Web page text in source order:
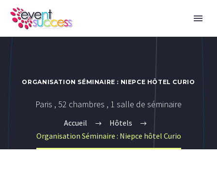
ORGANISATION SÉMINAIRE : NIEPCE HÔTEL CURIO
Paris , 52 chambres , 1 salle de séminaire
Accueil
Hôtels
Organisation Séminaire : Niepce hôtel Curio